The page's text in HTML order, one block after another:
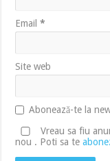
Email*
Site web
Abonează-te la
Vreau sa fiu
nou . Poti sa te